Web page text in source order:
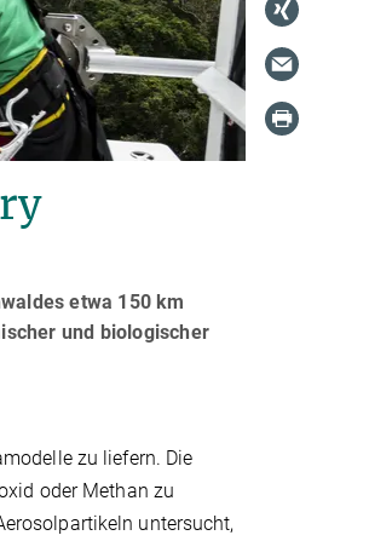
etwa 150 km
und biologischer
zu liefern. Die
oder Methan zu
untersucht,